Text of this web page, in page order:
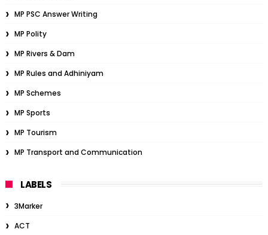
MP PSC Answer Writing
MP Polity
MP Rivers & Dam
MP Rules and Adhiniyam
MP Schemes
MP Sports
MP Tourism
MP Transport and Communication
LABELS
3Marker
ACT